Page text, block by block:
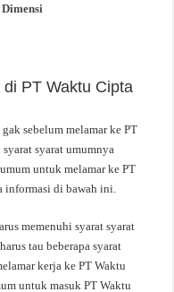
PT Waktu Cipta
sebelum melamar ke PT
syarat umumnya
untuk melamar ke PT
informasi di bawah ini.
memenuhi syarat syarat
tau beberapa syarat
kerja ke PT Waktu
untuk masuk PT Waktu